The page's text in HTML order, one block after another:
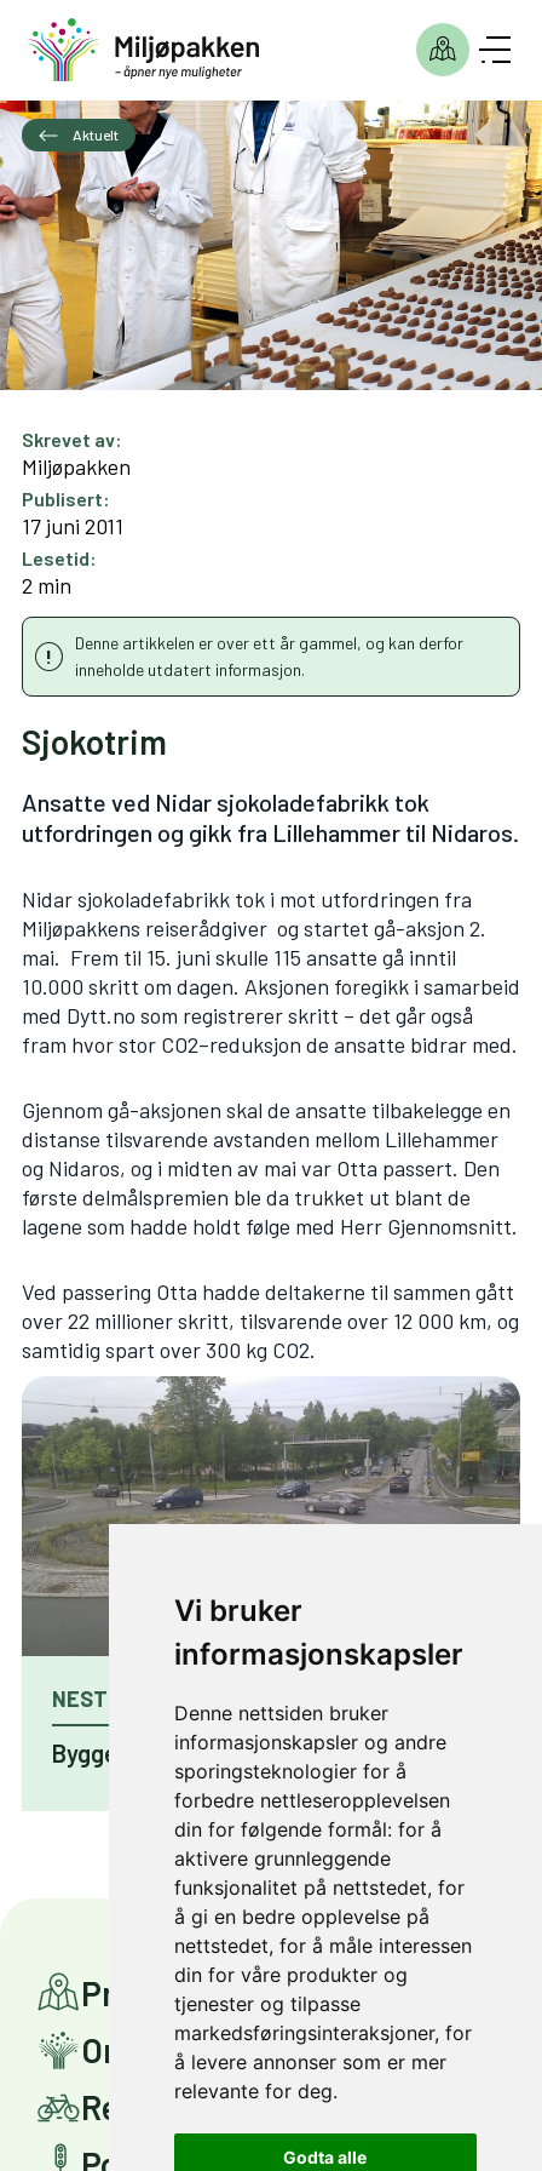
Vi bruker
informasjonskapsler
Denne nettsiden bruker
informasjonskapsler og andre
sporingsteknologier for å
forbedre nettleseropplevelsen
din for følgende formål: for å
aktivere grunnleggende
funksjonalitet på nettstedet, for
å gi en bedre opplevelse på
nettstedet, for å måle interessen
din for våre produkter og
tjenester og tilpasse
markedsføringsinteraksjoner, for
å levere annonser som er mer
relevante for deg.
Godta alle
Aktuelt
Skrevet av:
Miljøpakken
Publisert:
17 juni 2011
Lesetid:
2 min
Denne artikkelen er over ett år gammel, og kan derfor
inneholde utdatert informasjon.
Sjokotrim
Ansatte ved Nidar sjokoladefabrikk tok
utfordringen og gikk fra Lillehammer til Nidaros.
Nidar sjokoladefabrikk tok i mot utfordringen fra
Miljøpakkens reiserådgiver og startet gå-aksjon 2.
mai. Frem til 15. juni skulle 115 ansatte gå inntil
10.000 skritt om dagen. Aksjonen foregikk i samarbeid
med Dytt.no som registrerer skritt – det går også
fram hvor stor CO2–reduksjon de ansatte bidrar med.
Gjennom gå-aksjonen skal de ansatte tilbakelegge en
distanse tilsvarende avstanden mellom Lillehammer
og Nidaros, og i midten av mai var Otta passert. Den
første delmålspremien ble da trukket ut blant de
lagene som hadde holdt følge med Herr Gjennomsnitt.
Ved passering Otta hadde deltakerne til sammen gått
over 22 millioner skritt, tilsvarende over 12 000 km, og
samtidig spart over 300 kg CO2.
NESTE ARTIKKEL
Bygger nytt sykkelfelt i Ila
Prosjekter
Om Miljøpakken
Reis smartere